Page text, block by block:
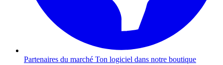
Partenaires du marché Ton logiciel dans notre boutique